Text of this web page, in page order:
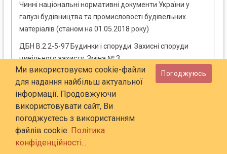
Чинні національні нормативні документи України у
галузі будівництва та промисловості будівельних
матеріалів (станом на 01.05.2018 року)
ДБН В.2.2-5-97 Будинки і споруди. Захисні споруди
цивільного захисту. Зміна № 3
ДСТУ 7993:2015 Яблука квашені. Технічні умови
ДСТУ 7526:2014 Послід пташиний. Технологія
переробляння на органічні та органомінеральні
добрива високотемпературним методом. Загальні
вимоги
ДСТУ 8743:2017 Сухофрукти субтропічних культур.
Ми використовуємо cookie-файли
для надання найбільш актуальної
інформації. Продовжуючи
використовувати сайт, Ви
погоджуєтесь з використанням
файлів cookie. Політика
конфіденційності...
Погоджуюсь